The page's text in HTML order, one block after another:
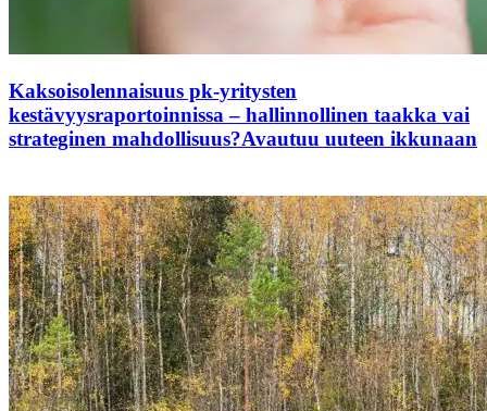
Kaksoisolennaisuus pk-yritysten
kestävyysraportoinnissa – hallinnollinen taakka vai
strateginen mahdollisuus?Avautuu uuteen ikkunaan